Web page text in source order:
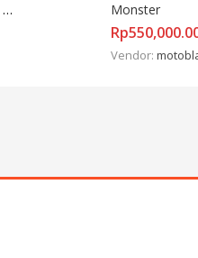
Monster
Rp
Vendor: